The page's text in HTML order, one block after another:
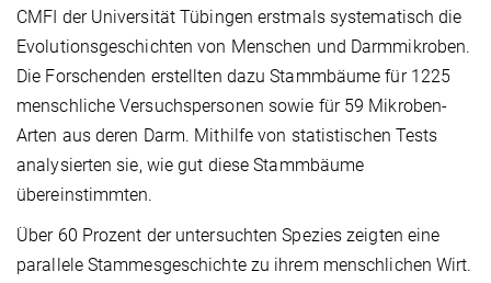
CMFI der Universität Tübingen erstmals systematisch die
Evolutionsgeschichten von Menschen und Darmmikroben.
Die Forschenden erstellten dazu Stammbäume für 1225
menschliche Versuchspersonen sowie für 59 Mikroben-
Arten aus deren Darm. Mithilfe von statistischen Tests
analysierten sie, wie gut diese Stammbäume
übereinstimmten.
Über 60 Prozent der untersuchten Spezies zeigten eine
parallele Stammesgeschichte zu ihrem menschlichen Wirt.